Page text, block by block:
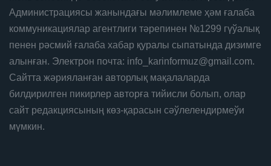
Администрациясы жанындағы мәлимлеме ҳәм ғалаба
коммуникациялар агентлиги тәрепинен №1299 гүўалық
пенен рәсмий ғалаба хабар қуралы сыпатында дизимге
алынған. Электрон почта: info_karinformuz@gmail.com.
Сайтта жәрияланған авторлық мақалаларда
билдирилген пикирлер авторға тийисли болып, олар
сайт редакциясының көз-қарасын сәўлелендирмеўи
мүмкин.